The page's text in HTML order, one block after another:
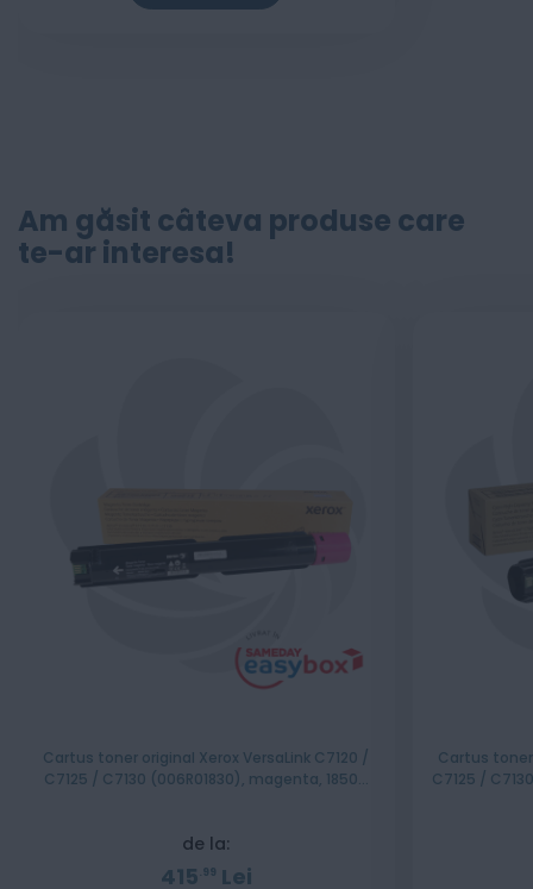
Am găsit câteva produse care
te-ar interesa!
Cartus toner original Xerox VersaLink C7120 /
C7125 / C7130 (006R01830), magenta, 18500
de la:
415 99 Lei
Cartus toner
C7125 /